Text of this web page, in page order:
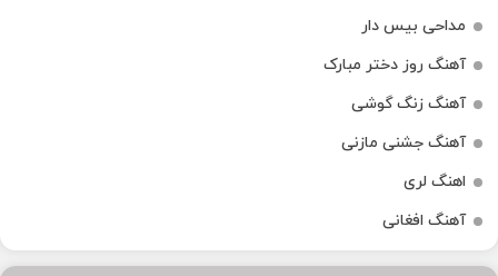
مداحی بیس دار
آهنگ روز دختر مبارک
آهنگ زنگ گوشی
آهنگ جشنی مازنی
اهنگ لری
آهنگ افغانی